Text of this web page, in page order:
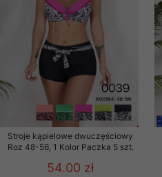
Stroje kąpielowe dwuczęściowy
Roz 48-56, 1 Kolor Paczka 5 szt.
54.00 zł